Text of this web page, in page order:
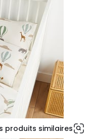
produits similaires